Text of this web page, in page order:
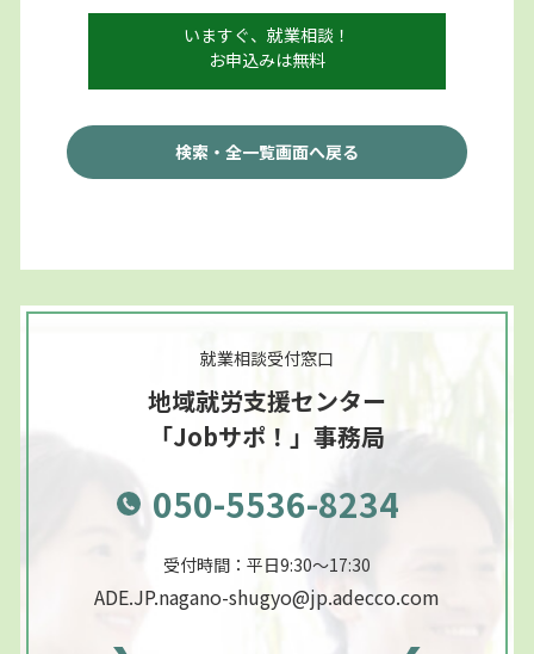
いますぐ、就業相談！
お申込みは無料
検索・全一覧画面へ戻る
就業相談受付窓口
地域就労支援センター
「Jobサポ！」事務局
050-5536-8234
受付時間：平日9:30～17:30
ADE.JP.nagano-shugyo@jp.adecco.com